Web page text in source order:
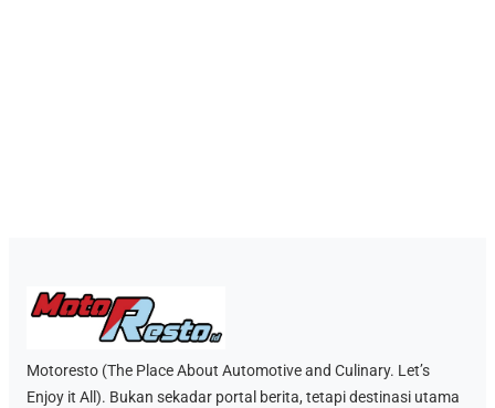
Motoresto (The Place About Automotive and Culinary. Let’s
Enjoy it All). Bukan sekadar portal berita, tetapi destinasi utama